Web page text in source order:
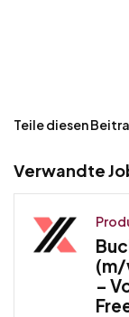
Teile diesen
Verwandte
–